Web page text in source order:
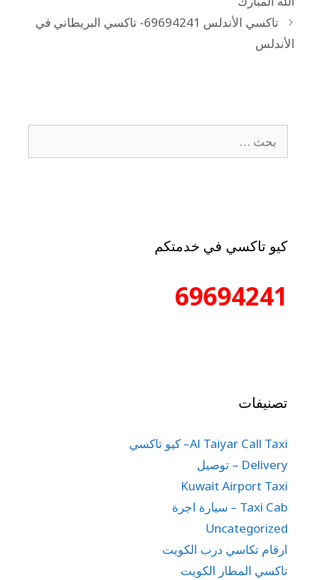
تاكسي الأندلس 69694241- تاكسي البريطاني في
الأندلس
كيو تاكسي في خدمتكم
69694241
تصنيفات
Al Taiyar Call Taxi– كيو تاكسي
Delivery – توصيل
Kuwait Airport Taxi
Taxi Cab – سيارة اجرة
Uncategorized
ارقام تكاسي درب الكويت
تاكسي المطار الكويت